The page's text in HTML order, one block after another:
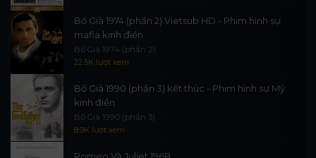
Bố Già 1974 (phần 2) Vietsub HD - Phim hình sự
mafia kinh điển
Bố Già 1974 (phần 2)
22.5K lượt xem
Bố Già 1990 (phần 3) kết thúc - Phim hình sự Mỹ
kinh điển
Bố Già 1990 (phần 3)
8.9K lượt xem